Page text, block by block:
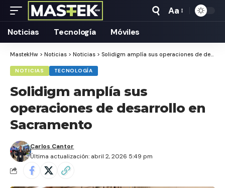
Tamaño
Aa
Noticias Tecnología Móviles
MastekHw > Noticias > Noticias > Solidigm amplía sus operaciones de desarrollo en Sacramento
NOTICIAS TECNOLOGÍA
Solidigm amplía sus
operaciones de desarrollo en
Sacramento
Última actualización: abril 2, 2026 5:49 pm
Carlos Cantor